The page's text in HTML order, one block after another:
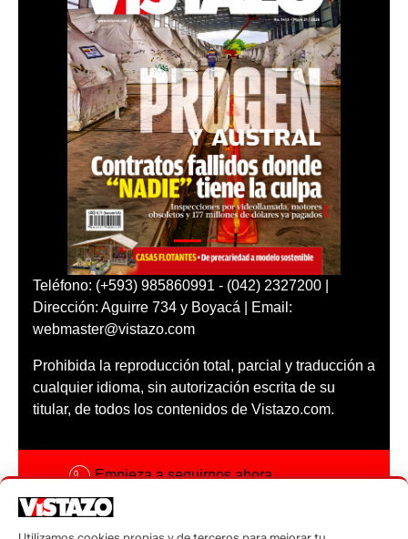
Teléfono: (+593) 985860991 - (042) 2327200 |
Dirección: Aguirre 734 y Boyacá | Email:
webmaster@vistazo.com
Prohibida la reproducción total, parcial y traducción a
cualquier idioma, sin autorización escrita de su
titular, de todos los contenidos de Vistazo.com.
Empieza a seguirnos ahora